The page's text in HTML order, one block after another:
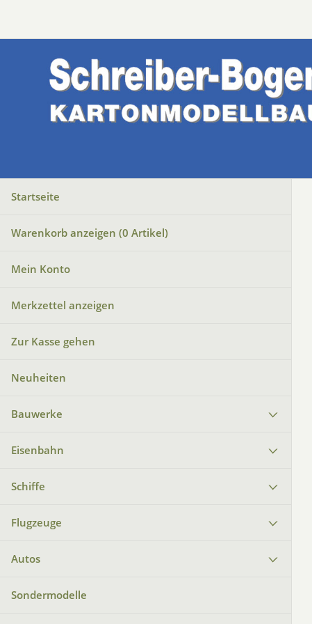
Startseite
Warenkorb anzeigen (0 Artikel)
Mein Konto
Merkzettel anzeigen
Zur Kasse gehen
Neuheiten
Bauwerke
Eisenbahn
Schiffe
Flugzeuge
Autos
Sondermodelle